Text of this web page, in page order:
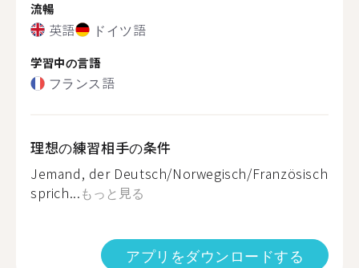
流暢
英語 ドイツ語
学習中の言語
フランス語
理想の練習相手の条件
Jemand, der Deutsch/Norwegisch/Französisch
sprich...もっと見る
アプリをダウンロードする